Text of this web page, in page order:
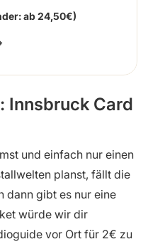
ab 24,50€)
Innsbruck Card
und einfach nur einen
planst, fällt die
dann gibt es nur eine
würde wir dir
vor Ort für 2€ zu